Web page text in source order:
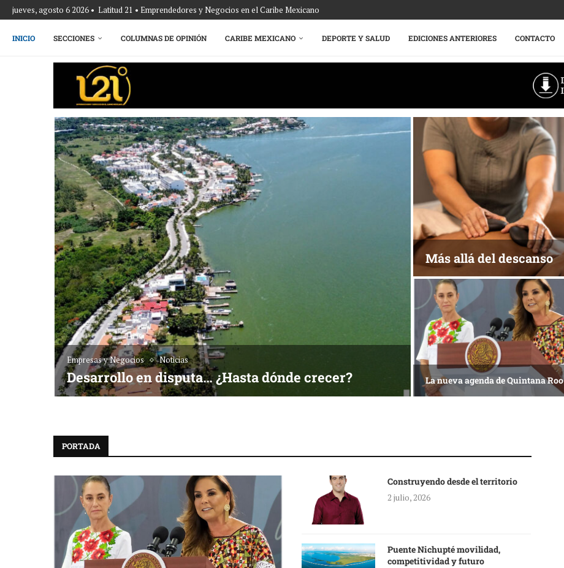
jueves, agosto 6 2026 • Latitud 21 • Emprendedores y Negocios en el Caribe Mexicano
INICIO SECCIONES COLUMNAS DE OPINIÓN CARIBE MEXICANO DEPORTE Y SALUD EDICIONES ANTERIORES CONTACTO
Empresas y Negocios Noticias
Desarrollo en disputa… ¿Hasta dónde crecer?
Más allá del descanso
La nueva agenda de Quintana Roo
PORTADA
Construyendo desde el territorio
2 julio, 2026
Puente Nichupté movilidad,
competitividad y futuro